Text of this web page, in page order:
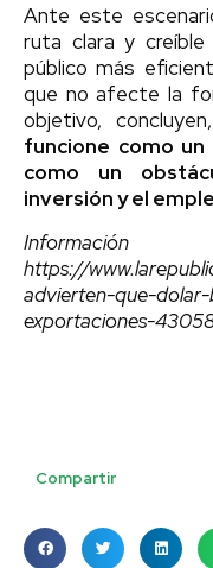
Ante este
ruta clara y
público más
que no afecte la
objetivo,
funcione como
como un
inversión y el
https://
advierten-que-
exportaciones-
Compartir